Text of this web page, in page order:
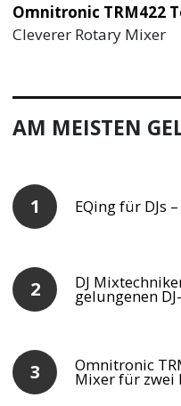
Omnitronic TRM422
Cleverer Rotary Mixer
AM MEISTEN
EQing für DJs
DJ
gelungenen
Omnitronic
Mixer für zwei